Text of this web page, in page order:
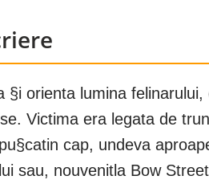
§i orienta lumina
Victima era legata de
cap, undeva
sau, nouvenitla Bow